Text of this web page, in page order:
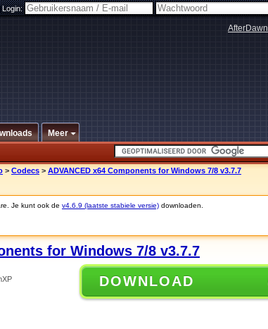
Login:
AfterDawn
Meer
> Codecs > ADVANCED x64 Components for Windows 7/8 v3.7.7
Je kunt ook de v4.6.9 (laatste stabiele versie) downloaden.
for Windows 7/8 v3.7.7
DOWNLOAD